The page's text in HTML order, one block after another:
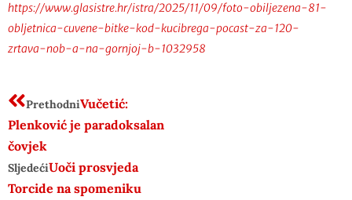
https://www.glasistre.hr/istra/2025/11/09/foto-obiljezena-81-
obljetnica-cuvene-bitke-kod-kucibrega-pocast-za-120-
zrtava-nob-a-na-gornjoj-b-1032958
PrethodniVučetić:
Plenković je paradoksalan
čovjek
SljedećiUoči prosvjeda
Torcide na spomeniku